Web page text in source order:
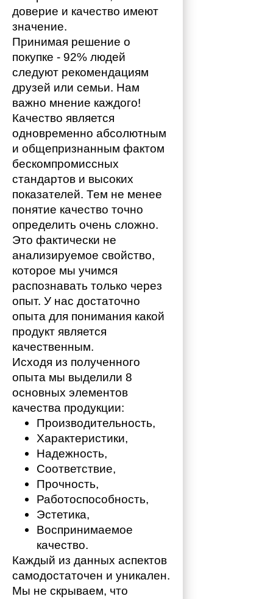
доверие и качество имеют
значение.
Принимая решение о
покупке - 92% людей
следуют рекомендациям
друзей или семьи. Нам
важно мнение каждого!
Качество является
одновременно абсолютным
и общепризнанным фактом
бескомпромиссных
стандартов и высоких
показателей. Тем не менее
понятие качество точно
определить очень сложно.
Это фактически не
анализируемое свойство,
которое мы учимся
распознавать только через
опыт. У нас достаточно
опыта для понимания какой
продукт является
качественным.
Исходя из полученного
опыта мы выделили 8
основных элементов
качества продукции:
Производительность,
Характеристики,
Надежность,
Соответствие,
Прочность,
Работоспособность,
Эстетика,
Воспринимаемое
качество.
Каждый из данных аспектов
самодостаточен и уникален.
Мы не скрываем, что